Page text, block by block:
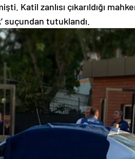
Katil zanlısı çıkarıldığı
suçundan tutuklandı.